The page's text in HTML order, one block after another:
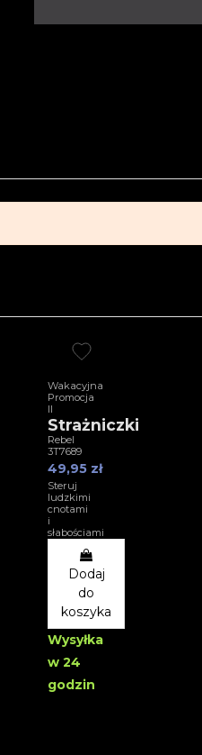
Wakacyjna
Promocja
II
Strażniczki
Rebel
3T7689
49,95 zł
Steruj
ludzkimi
cnotami
i
słabościami
Dodaj
do
koszyka
Wysyłka
w 24
godzin